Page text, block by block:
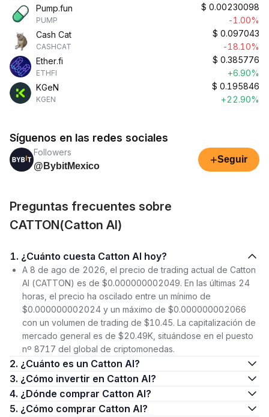
Pump.fun
PUMP
$ 0.00230098
-1.00%
Cash Cat
CASHCAT
$ 0.097043
-18.10%
Ether.fi
ETHFI
$ 0.385776
+6.90%
KGeN
KGEN
$ 0.195846
+22.90%
Síguenos en las redes sociales
Followers
@BybitMexico
+Seguir
Preguntas frecuentes sobre
CATTON(Catton AI)
1. ¿Cuánto cuesta Catton AI hoy?
A 8 de ago de 2026, el precio de trading actual de Catton
AI (CATTON) es de $0.000000002049. En las últimas 24
horas, el precio ha oscilado entre un mínimo de
$0.000000002024 y un máximo de $0.000000002066
con un volumen de trading de $10.45. La capitalización de
mercado general es de $20.49K, situándose en el puesto
nº 8717 del global de criptomonedas.
2. ¿Cuánto es un Catton AI?
3. ¿Cómo invertir en Catton AI?
4. ¿Dónde comprar Catton AI?
5. ¿Cómo comprar Catton AI?